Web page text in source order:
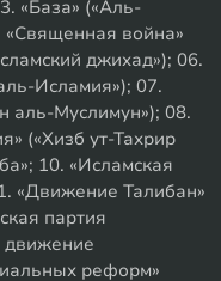
«База» («Аль-
«Священная война»
джихад»); 06.
Исламия»); 07.
аль-Муслимун»); 08.
(«Хизб ут-Тахрир
10. «Исламская
«Движение Талибан»
партия
движение
реформ»